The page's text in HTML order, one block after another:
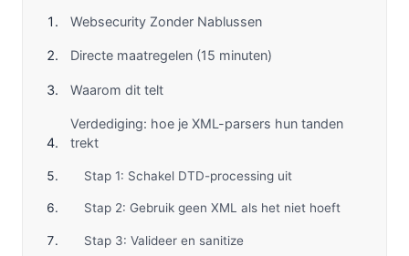
Websecurity Zonder Nablussen
Directe maatregelen (15 minuten)
Waarom dit telt
Verdediging: hoe je XML-parsers hun tanden
trekt
Stap 1: Schakel DTD-processing uit
Stap 2: Gebruik geen XML als het niet hoeft
Stap 3: Valideer en sanitize